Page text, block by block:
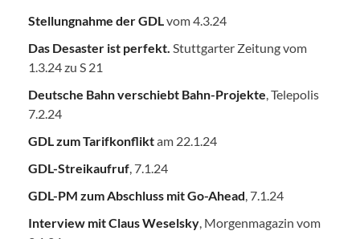
Stellungnahme der GDL vom 4.3.24
Das Desaster ist perfekt. Stuttgarter Zeitung vom
1.3.24 zu S 21
Deutsche Bahn verschiebt Bahn-Projekte , Telepolis
7.2.24
GDL zum Tarifkonfliktam 22.1.24
GDL-Streikaufruf , 7.1.24
GDL-PM zum Abschluss mit Go-Ahead , 7.1.24
Interview mit Claus Weselsky , Morgenmagazin vom